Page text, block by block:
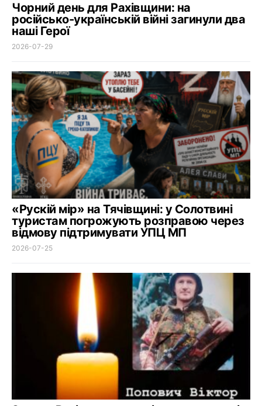
Чорний день для Рахівщини: на
російсько-українській війні загинули два
наші Герої
2026-07-29
«Рускій мір» на Тячівщині: у Солотвині
туристам погрожують розправою через
відмову підтримувати УПЦ МП
2026-07-25